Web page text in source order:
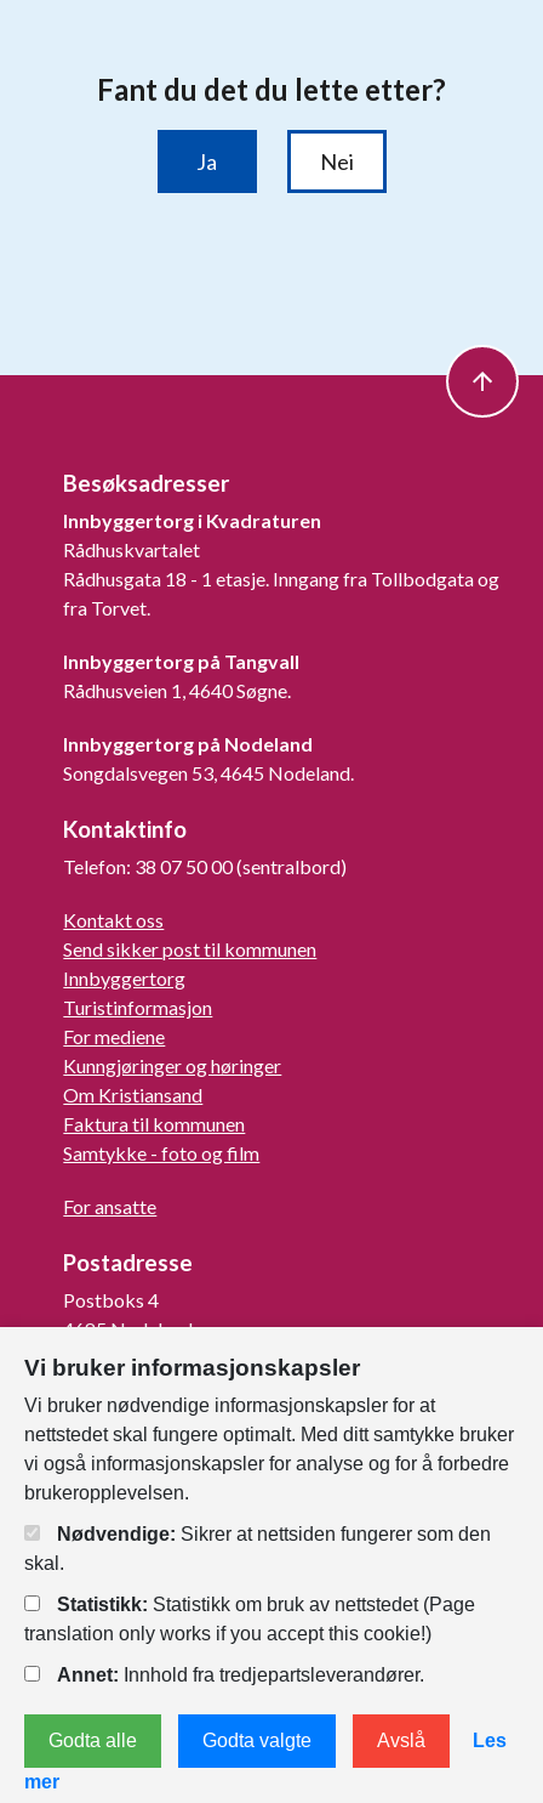
Besøksadresser
Innbyggertorg i Kvadraturen
Rådhuskvartalet
Rådhusgata 18 - 1 etasje. Inngang fra Tollbodgata og
fra Torvet.
Innbyggertorg på Tangvall
Rådhusveien 1, 4640 Søgne.
Innbyggertorg på Nodeland
Songdalsvegen 53, 4645 Nodeland.
Kontaktinfo
Telefon: 38 07 50 00 (sentralbord)
Kontakt oss
Send sikker post til kommunen
Innbyggertorg
Turistinformasjon
For mediene
Kunngjøringer og høringer
Om Kristiansand
Faktura til kommunen
Samtykke - foto og film
For ansatte
Postadresse
Postboks 4
4685 Nodeland
Org.nr: 820 852 982
Last ned vår innbygger -app
Personvernerklæring
Endre
informasjonskapsler
Vi bruker informasjonskapsler
Vi bruker nødvendige informasjonskapsler for at
nettstedet skal fungere optimalt. Med ditt samtykke bruker
vi også informasjonskapsler for analyse og for å forbedre
brukeropplevelsen.
Nødvendige: Sikrer at nettsiden fungerer som den
skal.
Statistikk: Statistikk om bruk av nettstedet (Page
translation only works if you accept this cookie!)
Annet: Innhold fra tredjepartsleverandører.
Godta alle Godta valgte Avslå
Les
mer